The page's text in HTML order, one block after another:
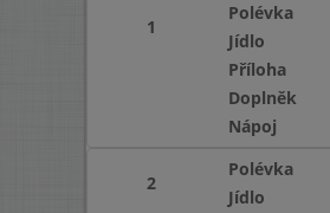
1
Polévka
Jídlo
Příloha
Doplněk
Nápoj
2
Polévka
Jídlo